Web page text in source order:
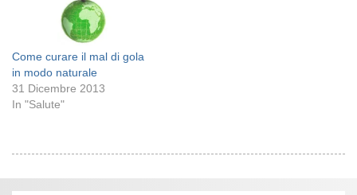
Come curare il mal di gola
in modo naturale
31 Dicembre 2013
In "Salute"